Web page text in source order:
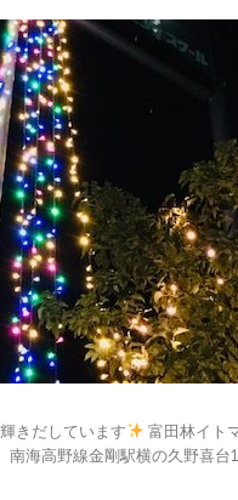
きだしています
富田林イト
海高野線金剛駅横の久野喜